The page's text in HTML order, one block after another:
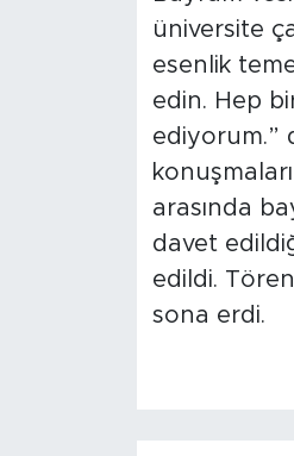
üniversite
esenlik
edin. Hep
ediyorum.”
arasında
davet
edildi.
sona erdi.